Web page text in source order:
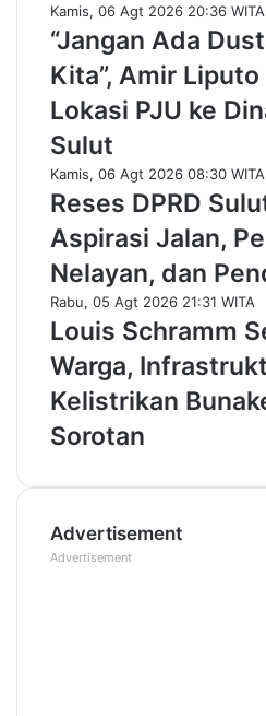
Kamis, 06 Agt 2026 20:36 WITA
“Jangan Ada
Kita”, Amir
Lokasi PJU ke
Sulut
Kamis, 06 Agt 2026 08:30 WITA
Reses DPRD
Aspirasi Jalan,
Nelayan, dan
Rabu, 05 Agt 2026 21:31 WITA
Louis Schramm
Warga,
Kelistrikan
Sorotan
Advertisement
Advertisement